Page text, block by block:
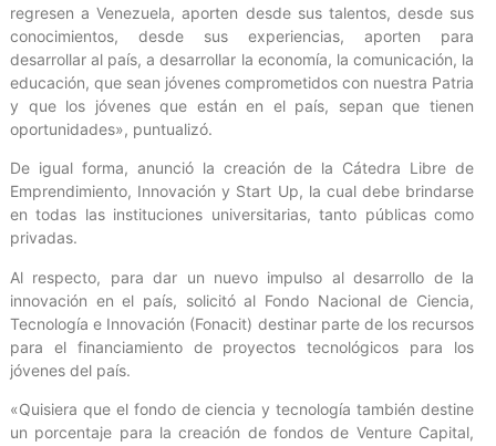
regresen a Venezuela, aporten desde sus talentos, desde sus
conocimientos, desde sus experiencias, aporten para
desarrollar al país, a desarrollar la economía, la comunicación, la
educación, que sean jóvenes comprometidos con nuestra Patria
y que los jóvenes que están en el país, sepan que tienen
oportunidades», puntualizó.
De igual forma, anunció la creación de la Cátedra Libre de
Emprendimiento, Innovación y Start Up, la cual debe brindarse
en todas las instituciones universitarias, tanto públicas como
privadas.
Al respecto, para dar un nuevo impulso al desarrollo de la
innovación en el país, solicitó al Fondo Nacional de Ciencia,
Tecnología e Innovación (Fonacit) destinar parte de los recursos
para el financiamiento de proyectos tecnológicos para los
jóvenes del país.
«Quisiera que el fondo de ciencia y tecnología también destine
un porcentaje para la creación de fondos de Venture Capital,